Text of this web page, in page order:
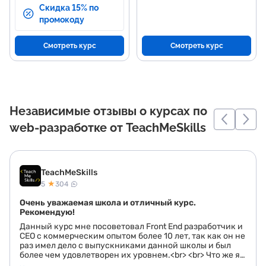
Скидка 15% по
промокоду
Смотреть курс Смотреть курс
Независимые отзывы о курсах по
web-разработке от TeachMeSkills
TeachMeSkills
5 ★304
Очень уважаемая школа и отличный курс.
Рекомендую!
Данный курс мне посоветовал Front End разработчик и
CEO с коммерческим опытом более 10 лет, так как он не
раз имел дело с выпускниками данной школы и был
более чем удовлетворен их уровнем.<br> <br> Что же я